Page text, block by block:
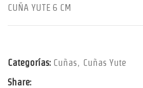
CUÑA YUTE 6 CM
Categorías: Cuñas, Cuñas Yute
Share: